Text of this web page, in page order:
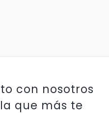
con nosotros
que más te